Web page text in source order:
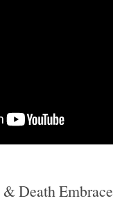
& Death Embrace